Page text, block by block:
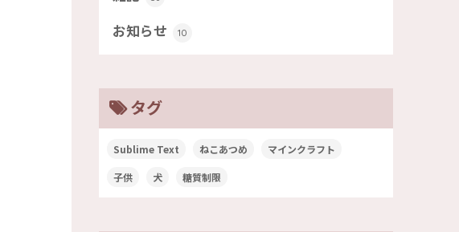
お知らせ 10
タグ
Sublime Text ねこあつめ マインクラフト
子供 犬 糖質制限